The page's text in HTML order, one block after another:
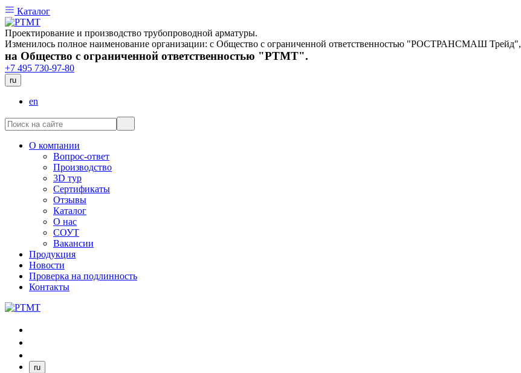
Каталог
Проектирование и производство трубопроводной арматуры.
Изменилось полное наименование организации: с Общество с ограниченной ответственностью "РОСТРАНСМАШ Трейд",
на Общество с ограниченной ответственностью "РТМТ".
+7 495 730-97-80
ru
en
О компании
Вопрос-ответ
Производство
3D тур
Сертификаты
Отзывы
Каталог
О нас
СОУТ
Вакансии
Продукция
Новости
Проверка на подлинность
Контакты
ru